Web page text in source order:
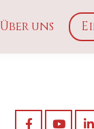
Über uns